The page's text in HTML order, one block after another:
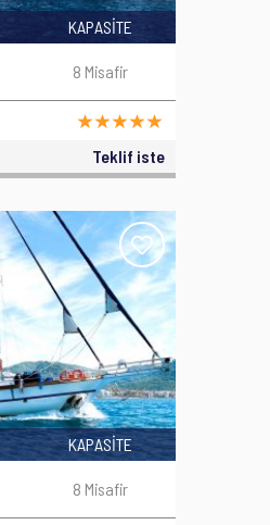
KAPASİTE
8 Misafir
Teklif iste
KAPASİTE
8 Misafir